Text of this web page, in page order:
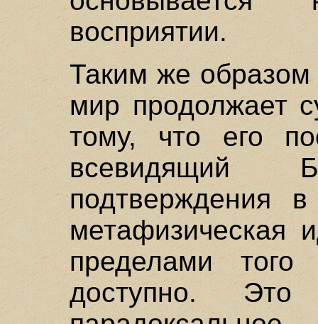
восприятии.
Таким же
мир продолжает
тому, что его
всевидящий
подтверждения
метафизическая
пределами
доступно.